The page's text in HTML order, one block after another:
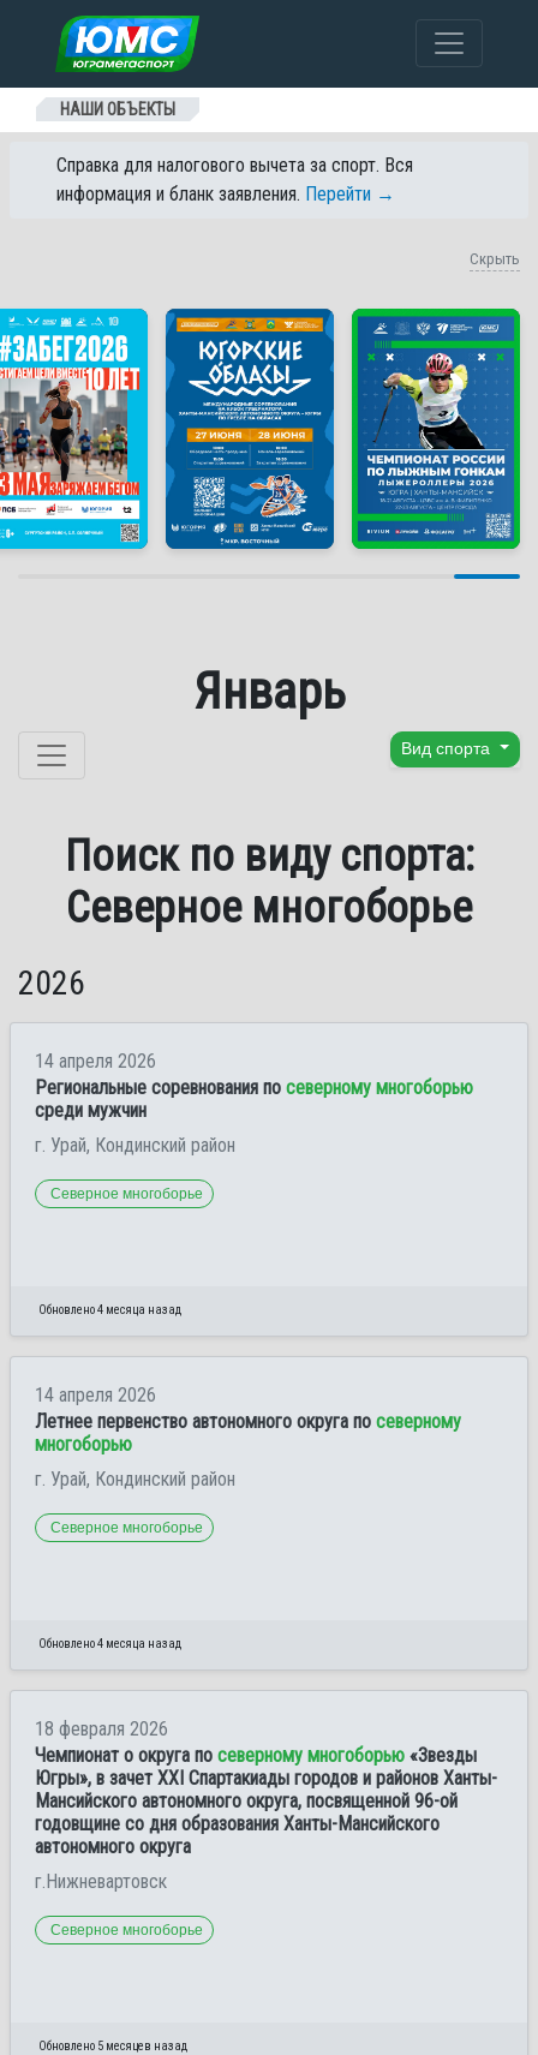
Перейти к содержанию
НАШИ ОБЪЕКТЫ
Справка для налогового вычета за спорт. Вся
информация и бланк заявления. Перейти →
Скрыть
Январь
Перейти к содержанию Вид спорта
Поиск по виду спорта:
Северное многоборье
2026
14 апреля 2026
Региональные соревнования по северному многоборью
среди мужчин
г. Урай, Кондинский район
Северное многоборье
Обновлено 4 месяца назад
14 апреля 2026
Летнее первенство автономного округа по северному
многоборью
г. Урай, Кондинский район
Северное многоборье
Обновлено 4 месяца назад
18 февраля 2026
Чемпионат о округа по северному многоборью «Звезды
Югры», в зачет XXI Спартакиады городов и районов Ханты-
Мансийского автономного округа, посвященной 96-ой
годовщине со дня образования Ханты-Мансийского
автономного округа
г.Нижневартовск
Северное многоборье
Обновлено 5 месяцев назад